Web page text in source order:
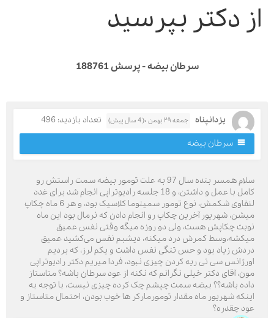
دکتر بپرسید
سرطان بیضه - پرسش 188761
یزدانپناه جمعه ۲۹ بهمن ۰( 4 سال پیش)
تعداد بازدید: 496
سرطان بیضه
سلام همسر بنده سال 97 به علت تومور بیضه سمت راستش رو
کامل با عمل و داشتن، و 18 جلسه رادیوتراپی انجام شد برای غدد
لنفاوی شکمش، نوع تومور سمینوما کلاسیک بود، و هر 6 ماه چکاپ
شهریور آخرین چکاپ رو انجام دادن که نرمال بود این ماه
چکاپش هست، ولی دو روزه میگه وقتی نفس عمیق
کمرش درد میکنه، دیشبم نفس می‌کشید عمیق
زیاد بود و حس تنگی نفس داشت و یکم لرز، که بردیم
سی تی ریه کردن چیزی نبود، فردا میریم دکتر رادیوتراپی
آقای دکتر خیلی نگرانم که نکنه از عود سرطان‌ باشه؟ متاستاز
باشه؟؟ بیضه سمت چپشم چک کرده چیزی نیست، با توجه به
شهریور ماه مقدار تومورمارکر ها خوب بودن، احتمال متاستاز و
چقدره؟